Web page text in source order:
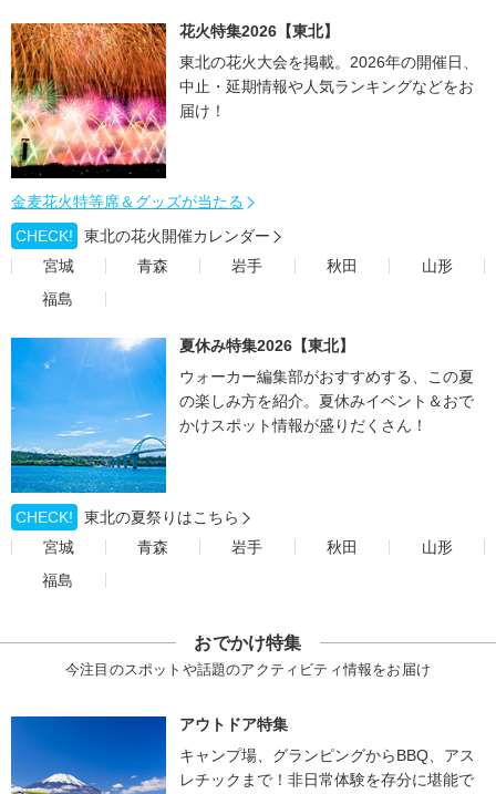
花火特集2026【東北】
東北の花火大会を掲載。2026年の開催日、
中止・延期情報や人気ランキングなどをお
届け！
金麦花火特等席＆グッズが当たる
CHECK!
東北の花火開催カレンダー
宮城
青森 岩手 秋田
山形
福島
夏休み特集2026【東北】
ウォーカー編集部がおすすめする、この夏
の楽しみ方を紹介。夏休みイベント＆おで
かけスポット情報が盛りだくさん！
CHECK!
東北の夏祭りはこちら
宮城
青森 岩手 秋田
山形
福島
おでかけ特集
今注目のスポットや話題のアクティビティ情報をお届け
アウトドア特集
キャンプ場、グランピングからBBQ、アス
レチックまで！非日常体験を存分に堪能で